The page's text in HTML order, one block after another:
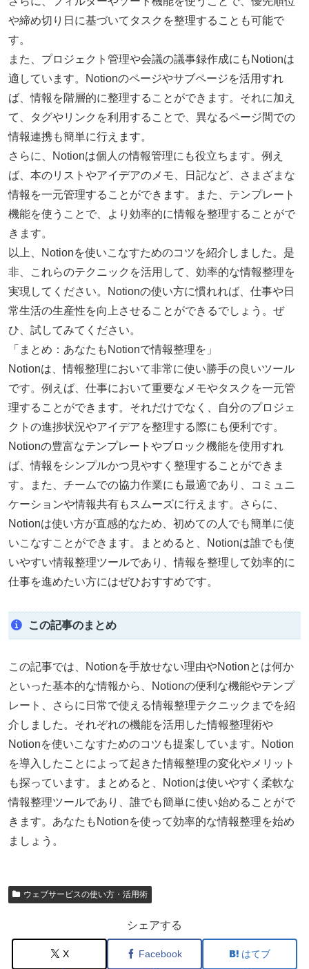
や締め切り日に基づいてタスクを整理することも可能で
す。
また、プロジェクト管理や会議の議事録作成にもNotionは
適しています。Notionのページやサブページを活用すれ
ば、情報を階層的に整理することができます。それに加え
て、タグやリンクを利用することで、異なるページ間での
情報連携も簡単に行えます。
さらに、Notionは個人の情報管理にも役立ちます。例え
ば、本のリストやアイデアのメモ、日記など、さまざまな
情報を一元管理することができます。また、テンプレート
機能を使うことで、より効率的に情報を整理することがで
きます。
以上、Notionを使いこなすためのコツを紹介しました。是
非、これらのテクニックを活用して、効率的な情報整理を
実現してください。Notionの使い方に慣れれば、仕事や日
常生活の生産性を向上させることができるでしょう。ぜ
ひ、試してみてください。
「まとめ：あなたもNotionで情報整理を」
Notionは、情報整理において非常に使い勝手の良いツール
です。例えば、仕事において重要なメモやタスクを一元管
理することができます。それだけでなく、自分のプロジェ
クトの進捗状況やアイデアを整理する際にも便利です。
Notionの豊富なテンプレートやブロック機能を使用すれ
ば、情報をシンプルかつ見やすく整理することができま
す。また、チームでの協力作業にも最適であり、コミュニ
ケーションや情報共有もスムーズに行えます。さらに、
Notionは使い方が直感的なため、初めての人でも簡単に使
いこなすことができます。まとめると、Notionは誰でも使
いやすい情報整理ツールであり、情報を整理して効率的に
仕事を進めたい方にはぜひおすすめです。
この記事のまとめ
この記事では、Notionを手放せない理由やNotionとは何か
といった基本的な情報から、Notionの便利な機能やテンプ
レート、さらに日常で使える情報整理テクニックまでを紹
介しました。それぞれの機能を活用した情報整理術や
Notionを使いこなすためのコツも提案しています。Notion
を導入したことによって起きた情報整理の変化やメリット
も探っています。まとめると、Notionは使いやすく柔軟な
情報整理ツールであり、誰でも簡単に使い始めることがで
きます。あなたもNotionを使って効率的な情報整理を始め
ましょう。
ウェブサービスの使い方・活用術
シェアする
X Facebook はてブ